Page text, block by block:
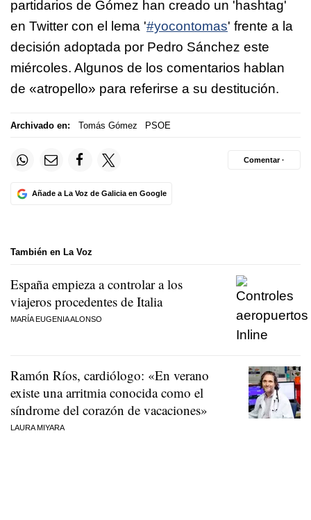
partidarios de Gómez han creado un 'hashtag'
en Twitter con el lema '#yocontomas' frente a la
decisión adoptada por Pedro Sánchez este
miércoles. Algunos de los comentarios hablan
de «atropello» para referirse a su destitución.
Archivado en: Tomás Gómez PSOE
Añade a La Voz de Galicia en Google
Comentar ·
También en La Voz
España empieza a controlar a los
viajeros procedentes de Italia
MARÍA EUGENIA ALONSO
Ramón Ríos, cardiólogo: «En verano
existe una arritmia conocida como el
síndrome del corazón de vacaciones»
LAURA MIYARA